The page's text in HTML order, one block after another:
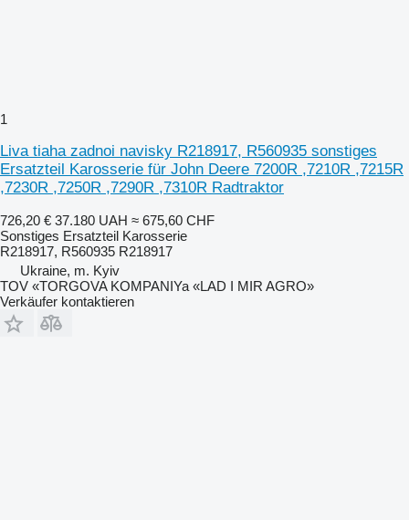
1
Liva tiaha zadnoi navisky R218917, R560935 sonstiges
Ersatzteil Karosserie für John Deere 7200R ,7210R ,7215R
,7230R ,7250R ,7290R ,7310R Radtraktor
726,20 € 37.180 UAH ≈ 675,60 CHF
Sonstiges Ersatzteil Karosserie
R218917, R560935 R218917
Ukraine, m. Kyiv
TOV «TORGOVA KOMPANIYa «LAD I MIR AGRO»
Verkäufer kontaktieren